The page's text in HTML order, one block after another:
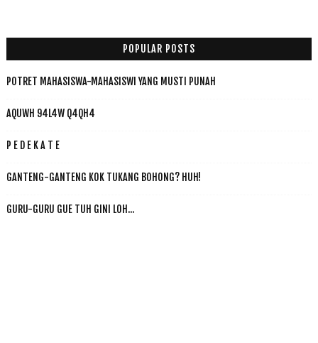
POPULAR POSTS
POTRET MAHASISWA-MAHASISWI YANG MUSTI PUNAH
AQUWH 94L4W Q4QH4
P E D E K A T E
GANTENG-GANTENG KOK TUKANG BOHONG? HUH!
GURU-GURU GUE TUH GINI LOH...